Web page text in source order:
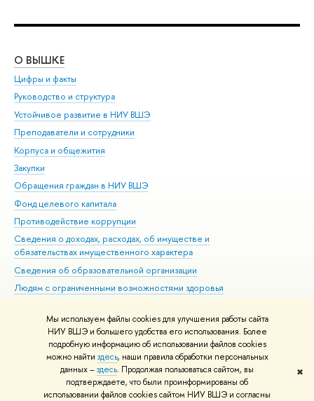
Мы используем файлы cookies для улучшения работы сайта
НИУ ВШЭ и большего удобства его использования. Более
подробную информацию об использовании файлов cookies
можно найти здесь, наши правила обработки персональных
данных –здесь. Продолжая пользоваться сайтом, вы
подтверждаете, что были проинформированы об
использовании файлов cookies сайтом НИУ ВШЭ и согласны
✖
О ВЫШКЕ
Цифры и факты
Руководство и структура
Устойчивое развитие в НИУ ВШЭ
Преподаватели и сотрудники
Корпуса и общежития
Закупки
Обращения граждан в НИУ ВШЭ
Фонд целевого капитала
Противодействие коррупции
Сведения о доходах, расходах, об имуществе и
обязательствах имущественного характера
Сведения об образовательной организации
Людям с ограниченными возможностями здоровья
Работа в Вышке
© НИУ ВШЭ 1993–2026 Адреса и контакты Условия использования